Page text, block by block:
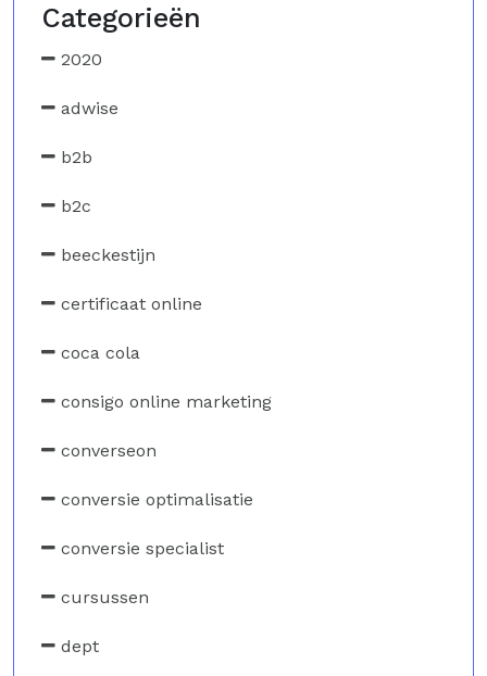
Categorieën
2020
adwise
b2b
b2c
beeckestijn
certificaat online
coca cola
consigo online marketing
converseon
conversie optimalisatie
conversie specialist
cursussen
dept